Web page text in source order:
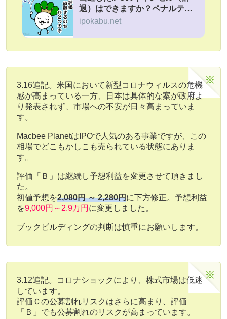
退）はできますか？ペナルティ
がある証券会社一覧
ipokabu.net
3.16追記。米国において新型コロナウィルスの危機
感が高まっている一方、日本は具体的な案が政府よ
り発表されず、市場への不安が日々高まっていま
す。
Macbee PlanetはIPOで人気のある事業ですが、この
相場でどこもかしこも売られている状態にありま
す。
評価「Ｂ」は継続し予想利益を変更させて頂きまし
た。
初値予想を2,080円 ～ 2,280円に下方修正。予想利益
を9,000円～2.9万円 に変更しました。
ブックビルディングの判断は慎重にお願いします。
3.12追記。コロナショックにより、株式市場は低迷
しています。
評価Ｃの公募割れリスクはさらに高まり、評価
「Ｂ」でも公募割れのリスクが高まっています。